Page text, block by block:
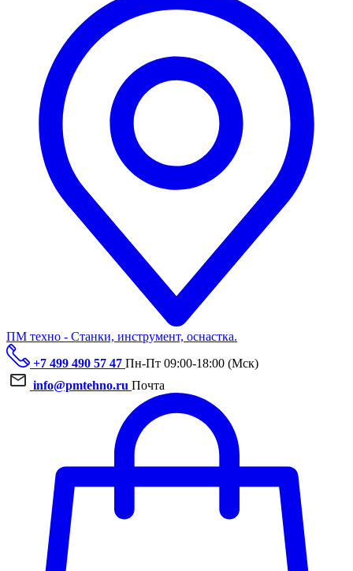
ПМ техно - Станки, инструмент, оснастка.
+7 499 490 57 47 Пн-Пт 09:00-18:00 (Мск)
info@pmtehno.ru Почта